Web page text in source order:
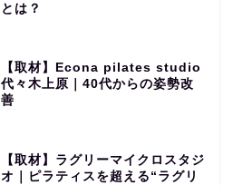
とは？
【取材】Econa pilates studio
代々木上原｜40代からの姿勢改
善
【取材】ラグリーマイクロスタジ
オ｜ピラティスを超える“ラグリ